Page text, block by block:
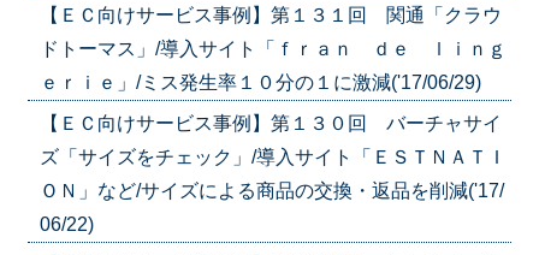
【ＥＣ向けサービス事例】第１３１回 関通「クラウ
ドトーマス」/導入サイト「ｆｒａｎ ｄｅ ｌｉｎｇ
ｅｒｉｅ」/ミス発生率１０分の１に激減('17/06/29)
【ＥＣ向けサービス事例】第１３０回 バーチャサイ
ズ「サイズをチェック」/導入サイト「ＥＳＴＮＡＴＩ
ＯＮ」など/サイズによる商品の交換・返品を削減('17/
06/22)